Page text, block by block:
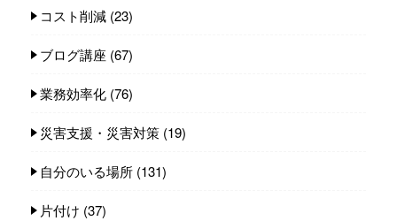
コスト削減 (23)
ブログ講座 (67)
業務効率化 (76)
災害支援・災害対策 (19)
自分のいる場所 (131)
片付け (37)